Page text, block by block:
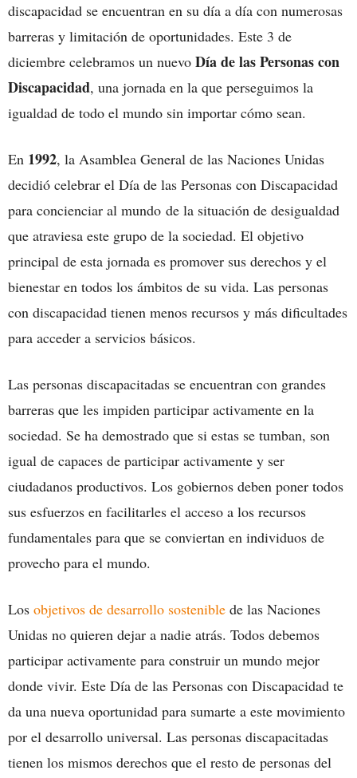
discapacidad se encuentran en su día a día con numerosas
barreras y limitación de oportunidades. Este 3 de
diciembre celebramos un nuevo Día de las Personas con
Discapacidad, una jornada en la que perseguimos la
igualdad de todo el mundo sin importar cómo sean.
En 1992, la Asamblea General de las Naciones Unidas
decidió celebrar el Día de las Personas con Discapacidad
para concienciar al mundo de la situación de desigualdad
que atraviesa este grupo de la sociedad. El objetivo
principal de esta jornada es promover sus derechos y el
bienestar en todos los ámbitos de su vida. Las personas
con discapacidad tienen menos recursos y más dificultades
para acceder a servicios básicos.
Las personas discapacitadas se encuentran con grandes
barreras que les impiden participar activamente en la
sociedad. Se ha demostrado que si estas se tumban, son
igual de capaces de participar activamente y ser
ciudadanos productivos. Los gobiernos deben poner todos
sus esfuerzos en facilitarles el acceso a los recursos
fundamentales para que se conviertan en individuos de
provecho para el mundo.
Los objetivos de desarrollo sostenible de las Naciones
Unidas no quieren dejar a nadie atrás. Todos debemos
participar activamente para construir un mundo mejor
donde vivir. Este Día de las Personas con Discapacidad te
da una nueva oportunidad para sumarte a este movimiento
por el desarrollo universal. Las personas discapacitadas
tienen los mismos derechos que el resto de personas del